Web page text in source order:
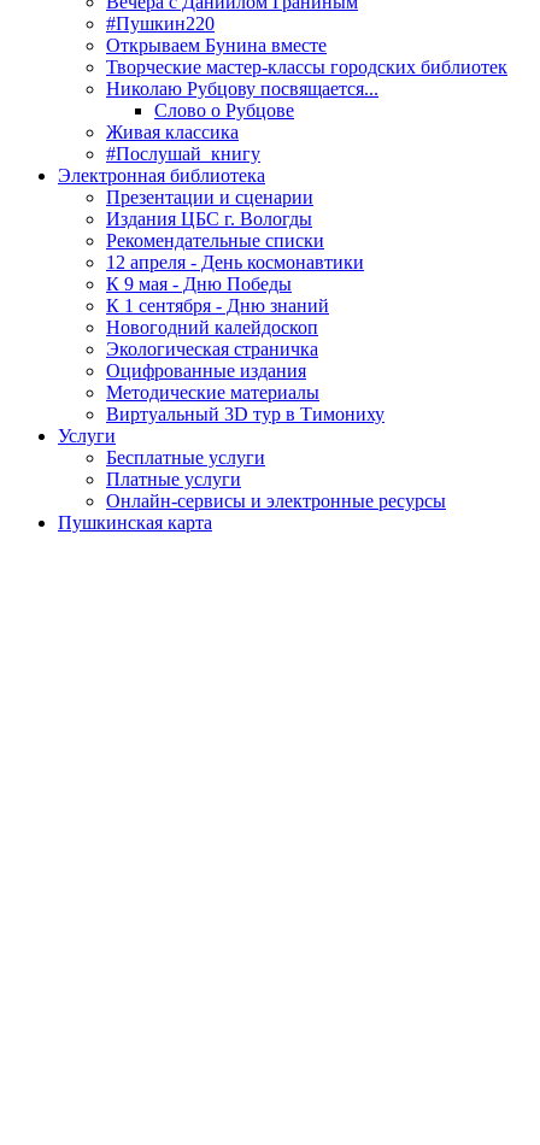
#Пушкин220
Открываем Бунина вместе
Творческие мастер-классы городских библиотек
Николаю Рубцову посвящается...
Слово о Рубцове
Живая классика
#Послушай_книгу
Электронная библиотека
Презентации и сценарии
Издания ЦБС г. Вологды
Рекомендательные списки
12 апреля - День космонавтики
К 9 мая - Дню Победы
К 1 сентября - Дню знаний
Новогодний калейдоскоп
Экологическая страничка
Оцифрованные издания
Методические материалы
Виртуальный 3D тур в Тимониху
Услуги
Бесплатные услуги
Платные услуги
Онлайн-сервисы и электронные ресурсы
Пушкинская карта